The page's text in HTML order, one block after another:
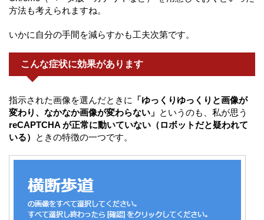
方法も考えられますね。
いかに自分の手間を減らすかも工夫次第です。
こんな症状に効果があります
指示された画像を選んだときに
「ゆっくりゆっくりと画像が
変わり、なかなか画像が変わらない」 というのも、私が思う
reCAPTCHA が正常に動いていない（ロボットだと疑われて
いる）
ときの特徴の一つです。